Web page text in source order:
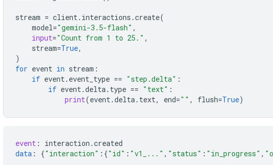
stream = client. interactions .create(
model="gemini-3.5-flash" ,
input="Count from 1 to 25." ,
stream=True,
)
for event in stream :
if event. event_type == "step.delta" :
if event.delta. type == "text" :
print(event.delta. text, end="" , flush=True)
event : interaction .created
data : {"interaction" :{"id" : "v1_..." , "status" : "in_progress" ,